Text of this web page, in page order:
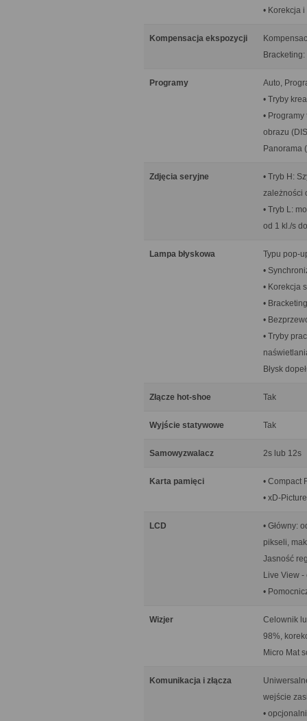
• Korekcja
Kompensacja ekspozycji
Programy
Auto,
• Tryby
•
obrazu
Panorama
Zdjęcia seryjne
• Tryb H:
zależności
• Tryb L:
od 1 kl./s
Lampa błyskowa
Typu pop-
•
• Korekcja
•
•
• Tryby
Błysk
Złącze hot-shoe Tak
Wyjście statywowe Tak
Samowyzwalacz 2s lub 12s
Karta pamięci
• Compact
• xD-
LCD
• Główny:
pikseli,
Jasność
Live View
•
Wizjer
Celownik
98%,
Micro Mat
Komunikacja i złącza
wejście
•